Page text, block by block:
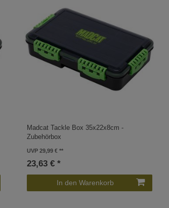
Madcat Tackle Box 35x22x8cm -
Zubehörbox
UVP 29,99 €
23,63 € *
In den Warenkorb